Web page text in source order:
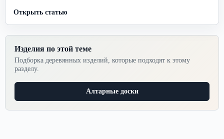
Открыть статью
Изделия по этой теме
Подборка деревянных изделий, которые подходят к этому
разделу.
Алтарные доски